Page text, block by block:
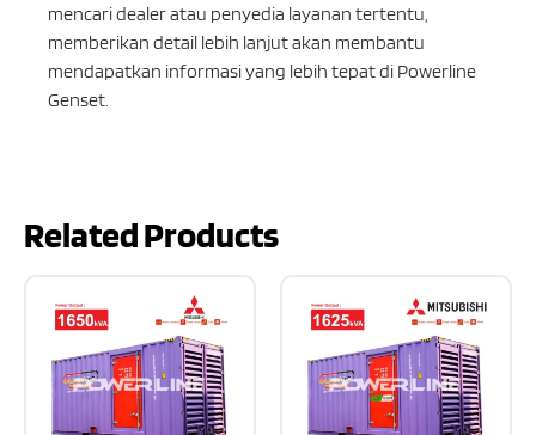
mencari dealer atau penyedia layanan tertentu,
memberikan detail lebih lanjut akan membantu
mendapatkan informasi yang lebih tepat di Powerline
Genset.
Related Products